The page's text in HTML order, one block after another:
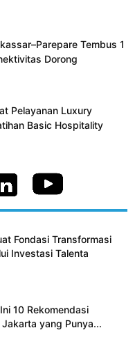
Tembus 1
Dorong
Pelayanan Luxury
Basic Hospitality
Fondasi Transformasi
Investasi Talenta
10 Rekomendasi
yang Punya...